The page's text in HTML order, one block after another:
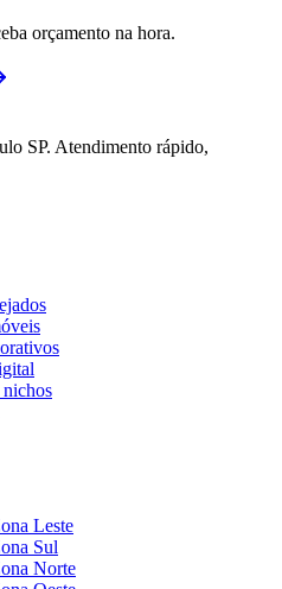
orçamento na hora.
SP. Atendimento rápido,
nichos
Leste
Sul
Norte